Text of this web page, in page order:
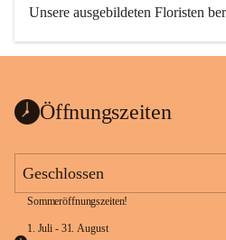
Unsere ausgebildeten Floristen
oder auch Trauerfloristik. Nach
Anlass.
G A R T E N G E S T A L T U N
Öffnungszeiten
Geschlossen
Sommeröffnungszeiten!
1. Juli - 31. August